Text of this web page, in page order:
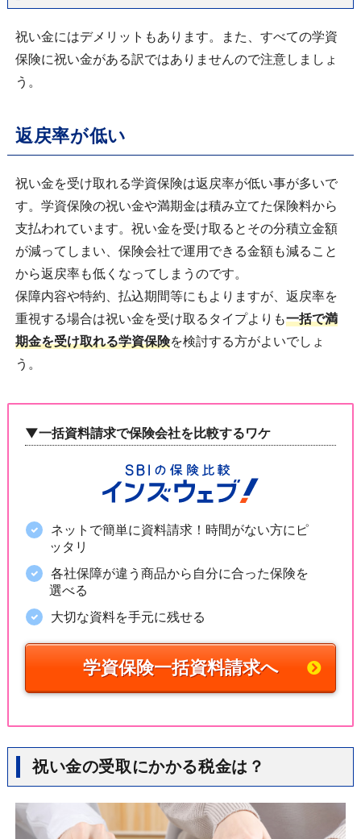
祝い金にはデメリットもあります。また、すべての学資
保険に祝い金がある訳ではありませんので注意しましょ
う。
返戻率が低い
祝い金を受け取れる学資保険は返戻率が低い事が多いで
す。学資保険の祝い金や満期金は積み立てた保険料から
支払われています。祝い金を受け取るとその分積立金額
が減ってしまい、保険会社で運用できる金額も減ること
から返戻率も低くなってしまうのです。
保障内容や特約、払込期間等にもよりますが、返戻率を
重視する場合は祝い金を受け取るタイプよりも一括で満
期金を受け取れる学資保険を検討する方がよいでしょ
う。
▼一括資料請求で保険会社を比較するワケ
ネットで簡単に資料請求！時間がない方にピ
ッタリ
各社保障が違う商品から自分に合った保険を
選べる
大切な資料を手元に残せる
学資保険一括資料請求へ
祝い金の受取にかかる税金は？